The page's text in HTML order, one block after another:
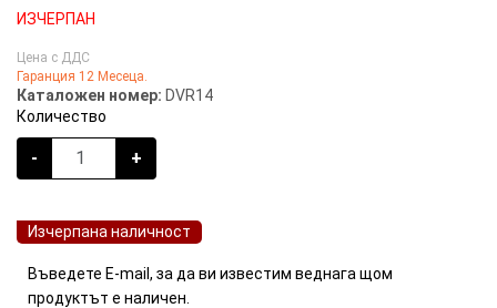
3 stars
1 star
ИЗЧЕРПАН
Цена с ДДС
Гаранция 12 Месеца.
Каталожен номер: DVR14
Количество
- +
Изчерпана наличност
Въведете E-mail, за да ви известим веднага щом
продуктът е наличен.